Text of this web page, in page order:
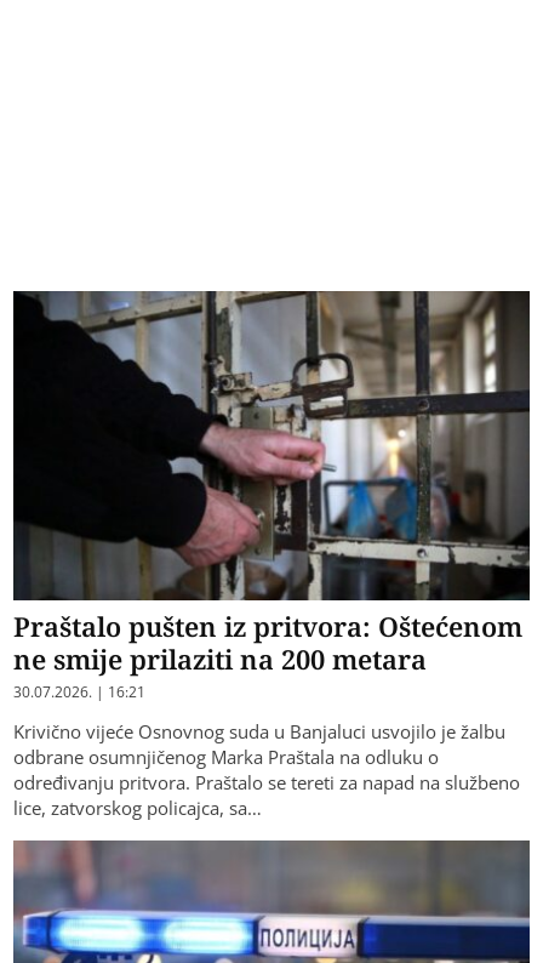
Praštalo pušten iz pritvora: Oštećenom
ne smije prilaziti na 200 metara
30.07.2026. | 16:21
Krivično vijeće Osnovnog suda u Banjaluci usvojilo je žalbu
odbrane osumnjičenog Marka Praštala na odluku o
određivanju pritvora. Praštalo se tereti za napad na službeno
lice, zatvorskog policajca, sa…